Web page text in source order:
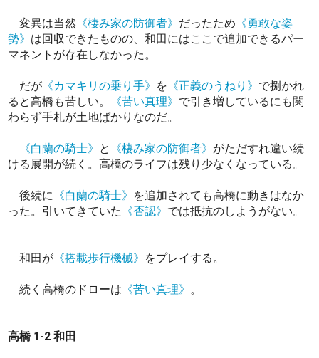
変異は当然 《棲み家の防御者》 だったため 《勇敢な姿
勢》 は回収できたものの、和田にはここで追加できるパー
マネントが存在しなかった。
だが 《カマキリの乗り手》 を 《正義のうねり》 で捌かれ
ると高橋も苦しい。
《苦い真理》 で引き増しているにも関
わらず手札が土地ばかりなのだ。
《白蘭の騎士》 と 《棲み家の防御者》 がただすれ違い続
ける展開が続く。高橋のライフは残り少なくなっている。
後続に 《白蘭の騎士》 を追加されても高橋に動きはなか
った。引いてきていた 《否認》 では抵抗のしようがない。
和田が 《搭載歩行機械》 をプレイする。
続く高橋のドローは 《苦い真理》 。
高橋 1-2 和田